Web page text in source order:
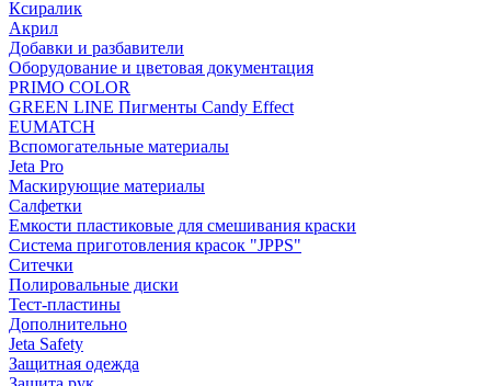
Ксиралик
Акрил
Добавки и разбавители
Оборудование и цветовая документация
PRIMO COLOR
GREEN LINE Пигменты Candy Effect
EUMATCH
Вспомогательные материалы
Jeta Pro
Маскирующие материалы
Салфетки
Емкости пластиковые для смешивания краски
Система приготовления красок "JPPS"
Ситечки
Полировальные диски
Тест-пластины
Дополнительно
Jeta Safety
Защитная одежда